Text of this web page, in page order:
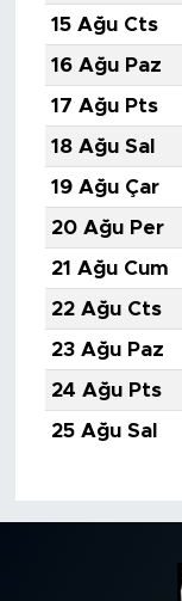
15 Ağu Cts
16 Ağu Paz
17 Ağu Pts
18 Ağu Sal
19 Ağu Çar
20 Ağu Per
21 Ağu Cum
22 Ağu Cts
23 Ağu Paz
24 Ağu Pts
25 Ağu Sal